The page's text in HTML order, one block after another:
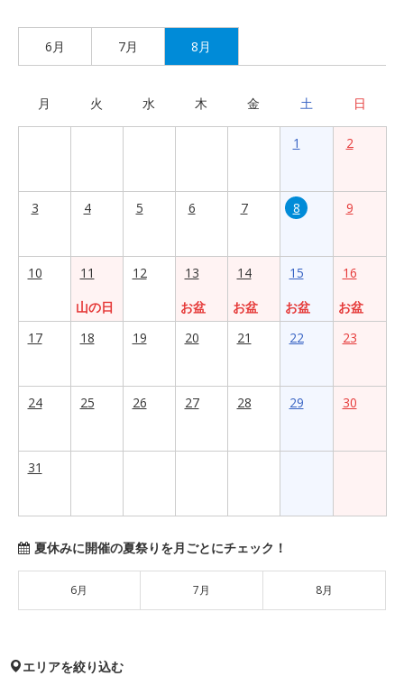
6月 7月 8月
月 火 水 木 金 土 日
1 2
3 4 5 6 7 8 9
10
11
山の日
12
13
お盆
14
お盆
15
お盆
16
お盆
17
18 19 20 21 22 23
24 25 26 27 28 29 30
31
夏休みに開催の夏祭りを月ごとにチェック！
6月 7月 8月
エリアを絞り込む